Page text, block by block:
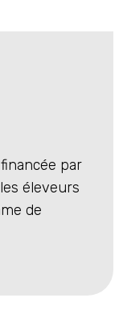
par
éleveurs
de